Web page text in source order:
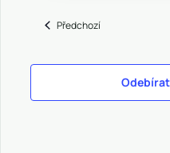
PředchozíAkce